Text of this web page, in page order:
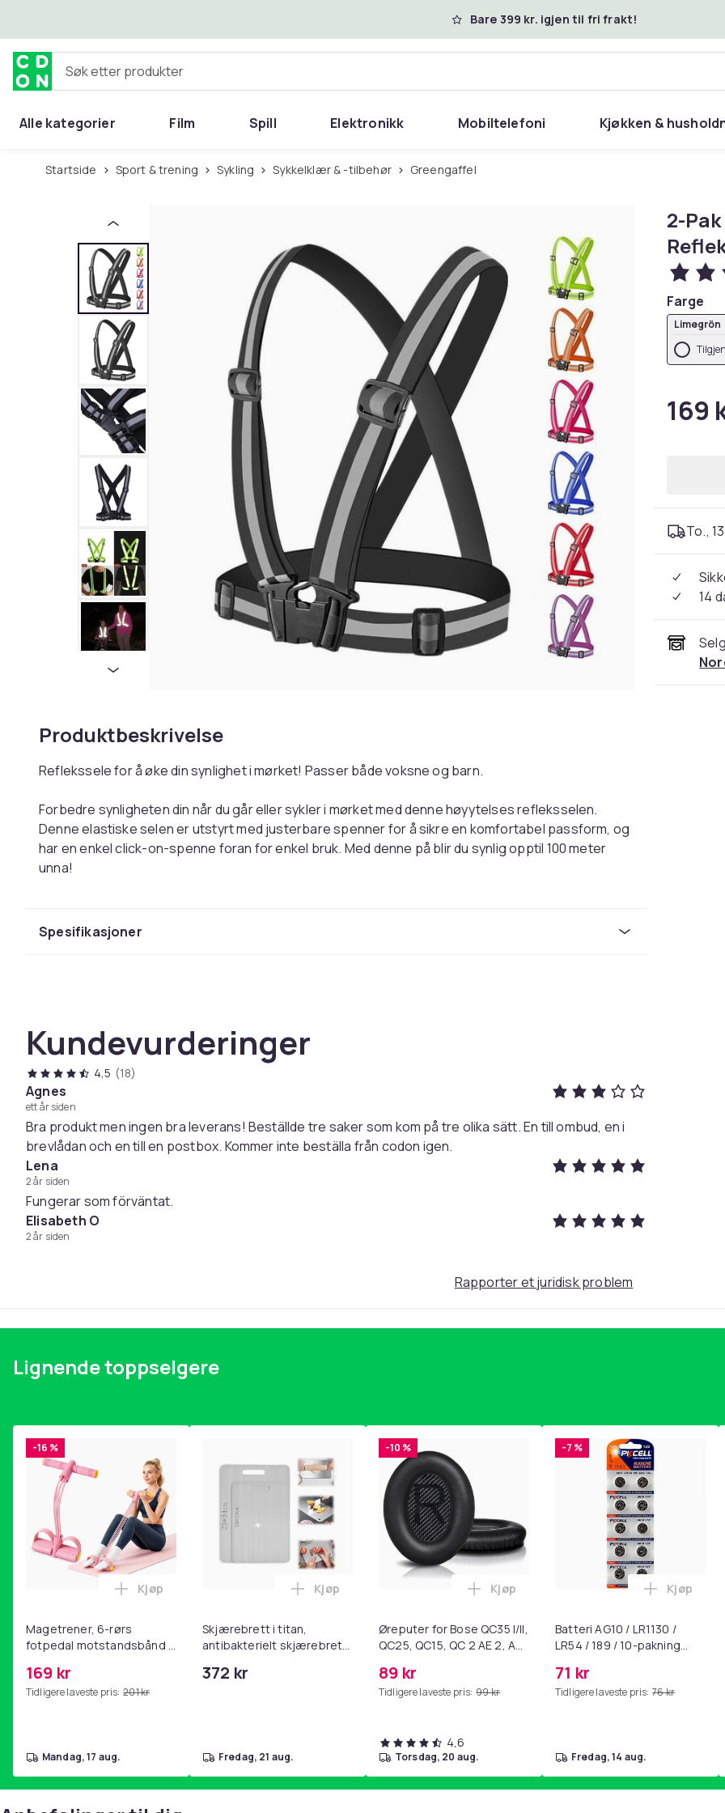
Bare 399 kr. igjen til fri frakt!
Søk etter produkter
Alle kategorier Film Spill Elektronikk Mobiltelefoni Kjøkken &
Startside Sport & trening Sykling Sykkelklær & -tilbehør Greengaffel
Produktbeskrivelse
Reflekssele for å øke din synlighet i mørket! Passer både voksne og barn.
Forbedre synligheten din når du går eller sykler i mørket med denne høyytelses refleksselen.
Denne elastiske selen er utstyrt med justerbare spenner for å sikre en komfortabel passform, og
har en enkel click-on-spenne foran for enkel bruk. Med denne på blir du synlig opptil 100 meter
unna!
voksne. Perfekt for hele familien og en enkel måte å gjøre seg mer trygg og sikker i trafikken, for
alle.
Materiale: Terylene (polyesterfiber), ABS
Vannavstøtende: Nei
Størrelse: 52,5 x 51 cm
Midjestørrelse: fra ca. 51 cm
Justerbar: Ja
Bredde på bånd: 5 cm
Alder: passer voksne og barn fra ca. 3 år
Synlighet: opptil 100 meter
Farge: velg mellom svart, limegrønn eller svart+limegrønn
Antall: 2 stk
Farge
580f1376-4c48-4e57-9240-ab83ce5f9f30
Spesifikasjoner
Kundevurderinger
4,5 (18)
Agnes
ett år siden
Bra produkt men ingen bra leverans! Beställde tre saker som kom på tre olika sätt. En till ombud, en i
brevlådan och en till en postbox. Kommer inte beställa från codon igen.
Lena
2 år siden
Fungerar som förväntat.
Elisabeth O
2 år siden
2-
Farge
Limegrön
169
To.,
14
Rapporter et juridisk problem
Lignende toppselgere
-16 %
Magetrener, 6-rørs
fotpedal motstandsbånd -
yoga og
hjemmegymnastikk Pink
169 kr
Tidligere laveste pris: 201 kr
Legg Magetrener, 6-rørs fotpedal motstandsbånd - mage- og kjernetrening, yoga og
Kjøp
mandag, 17 aug.
Skjærebrett i titan,
antibakterielt skjærebrett,
BPA-fri (2 stk.)
372 kr
Legg Skjærebrett i titan, antibakterielt skjærebrett, skjærebrett i
Kjøp
fredag, 21 aug.
-10 %
Øreputer for Bose QC35 I/II,
QC25, QC15, QC 2 AE 2, AE
SoundLink Black
89 kr
Tidligere laveste pris: 99 kr
Legg Øreputer for Bose QC35 I/II, QC25,
Kjøp
4,6
torsdag, 20 aug.
-7 %
Batteri AG10 / LR1130 /
LR54 / 189 / 10-pakning
71 kr
Tidligere laveste pris: 76 kr
Legg
Kjøp
fredag, 14 aug.